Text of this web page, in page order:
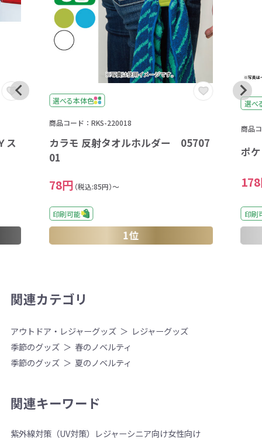
ス
選べる本体色
商品コード：RKS-220018
カラモ 反射タオルホルダー 05707
01
78円 （税込:85円）～
印刷可能
1位
選べ
商品
ポ
印刷
関連カテゴリ
アウトドア・レジャーグッズ
レジャーグッズ
季節のグッズ
春のノベルティ
季節のグッズ
夏のノベルティ
関連キーワード
紫外線対策（UV対策） レジャーシニア向け女性向け